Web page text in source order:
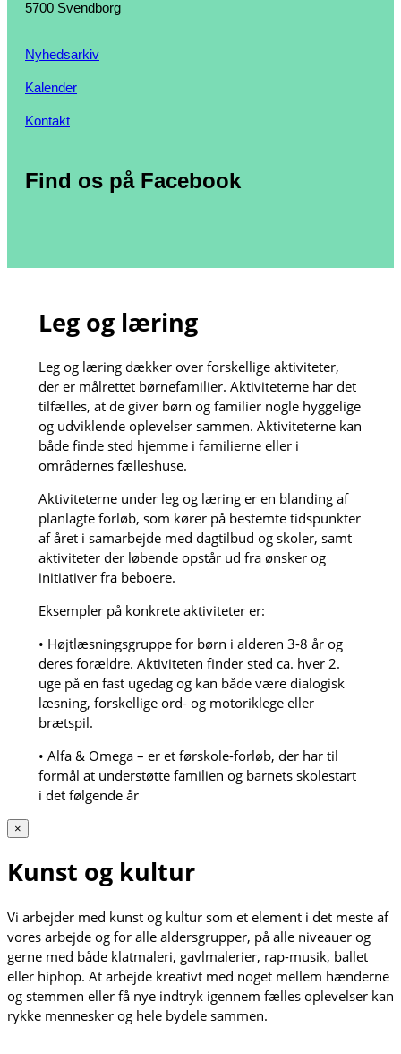
5700 Svendborg
Nyhedsarkiv
Kalender
Kontakt
Find os på Facebook
Leg og læring
Leg og læring dækker over forskellige aktiviteter,
der er målrettet børnefamilier. Aktiviteterne har det
tilfælles, at de giver børn og familier nogle hyggelige
og udviklende oplevelser sammen. Aktiviteterne kan
både finde sted hjemme i familierne eller i
områdernes fælleshuse.
Aktiviteterne under leg og læring er en blanding af
planlagte forløb, som kører på bestemte tidspunkter
af året i samarbejde med dagtilbud og skoler, samt
aktiviteter der løbende opstår ud fra ønsker og
initiativer fra beboere.
Eksempler på konkrete aktiviteter er:
• Højtlæsningsgruppe for børn i alderen 3-8 år og
deres forældre. Aktiviteten finder sted ca. hver 2.
uge på en fast ugedag og kan både være dialogisk
læsning, forskellige ord- og motoriklege eller
brætspil.
• Alfa & Omega – er et førskole-forløb, der har til
formål at understøtte familien og barnets skolestart
i det følgende år
×
Kunst og kultur
Vi arbejder med kunst og kultur som et element i det meste af
vores arbejde og for alle aldersgrupper, på alle niveauer og
gerne med både klatmaleri, gavlmalerier, rap-musik, ballet
eller hiphop. At arbejde kreativt med noget mellem hænderne
og stemmen eller få nye indtryk igennem fælles oplevelser kan
rykke mennesker og hele bydele sammen.